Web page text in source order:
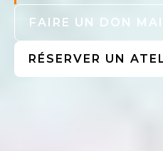
FAIRE UN DON
RÉSERVER UN